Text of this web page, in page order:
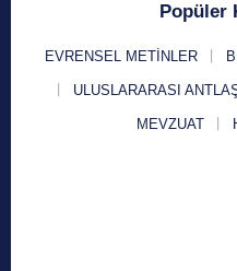
Popüler
EVRENSEL METINLER
ULUSLARARASI
MEVZUAT